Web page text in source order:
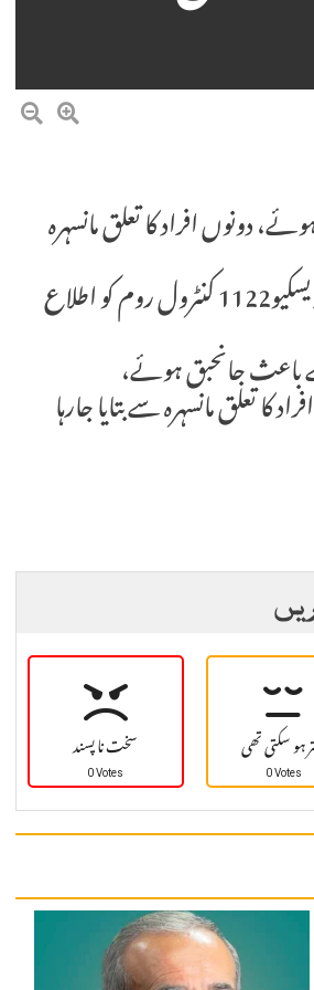
ہوئے، دونوں افراد کا تعلق مانسہرہ
مقامی ہوٹل میں چوکیداری پر معمور 2 افراد کے جانبحق ہونے کی اطلاع، ریسکیو1122 کنٹرول روم کو اطلاع
باعث جانحبق ہوئے،
تعلق مانسہرہ سے بتایا جارہا
سخت نا پسند
0 Votes ہو سکتی تھی
0 Votes